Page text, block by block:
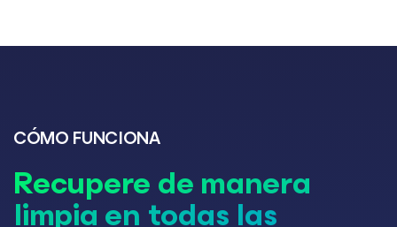
CÓMO FUNCIONA
Recupere de manera
limpia en todas las